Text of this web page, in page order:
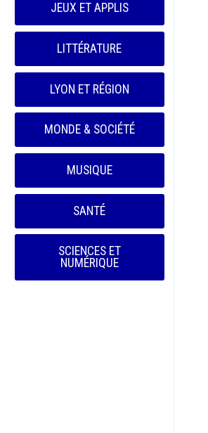
JEUX ET APPLIS
LITTÉRATURE
LYON ET RÉGION
MONDE & SOCIÉTÉ
MUSIQUE
SANTÉ
SCIENCES ET
NUMÉRIQUE